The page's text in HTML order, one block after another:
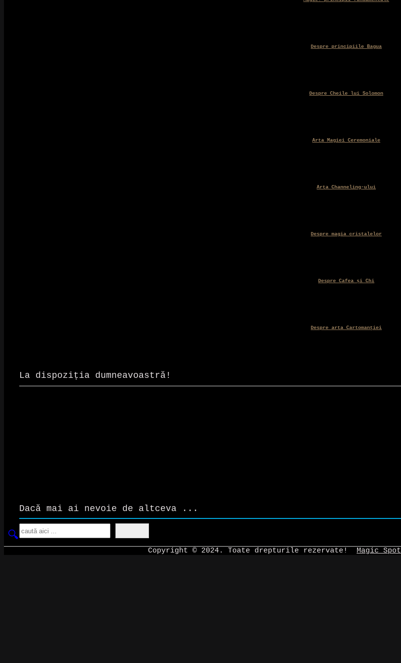
Despre principiile Bagua
Despre Cheile lui Solomon
Arta Magiei Ceremoniale
Arta Channeling-ului
Despre magia cristalelor
Despre Cafea și Chi
Despre arta Cartomanției
La dispoziția dumneavoastră!
Dacă mai ai nevoie de altceva ...
Copyright © 2024. Toate drepturile rezervate! Magic Spot